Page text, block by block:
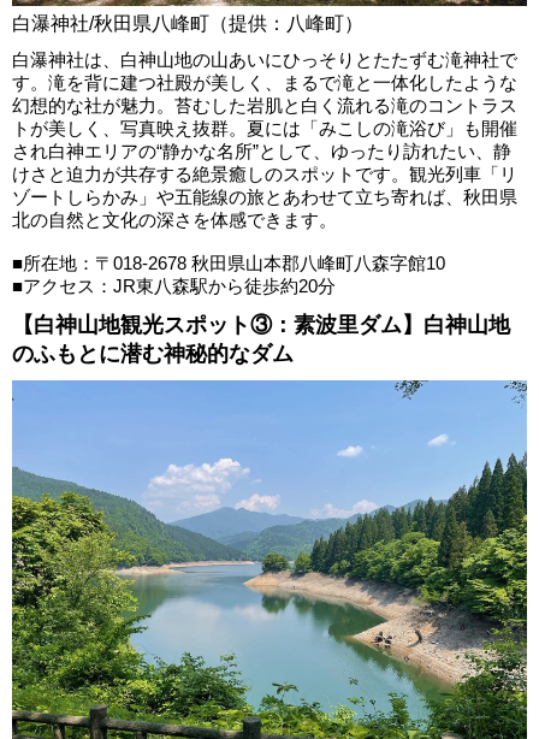
白瀑神社/秋田県八峰町（提供：八峰町）
白瀑神社は、白神山地の山あいにひっそりとたたずむ滝神社で
す。滝を背に建つ社殿が美しく、まるで滝と一体化したような
幻想的な社が魅力。苔むした岩肌と白く流れる滝のコントラス
トが美しく、写真映え抜群。夏には「みこしの滝浴び」も開催
され白神エリアの“静かな名所”として、ゆったり訪れたい、静
けさと迫力が共存する絶景癒しのスポットです。観光列車「リ
ゾートしらかみ」や五能線の旅とあわせて立ち寄れば、秋田県
北の自然と文化の深さを体感できます。
■所在地：〒018-2678 秋田県山本郡八峰町八森字館10
■アクセス：JR東八森駅から徒歩約20分
【白神山地観光スポット③：素波里ダム】白神山地
のふもとに潜む神秘的なダム